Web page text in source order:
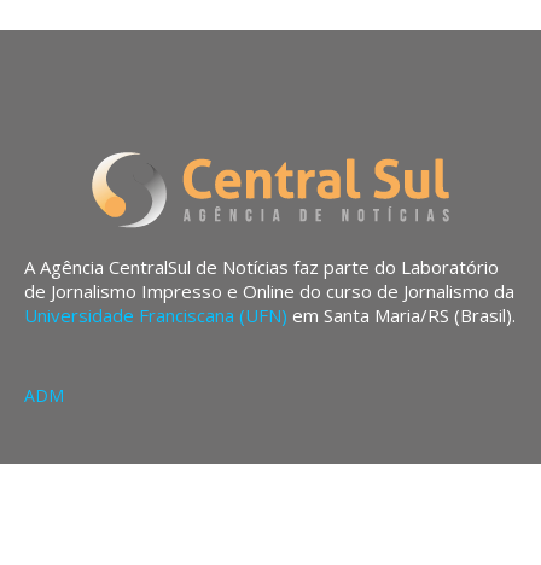
A Agência CentralSul de Notícias faz parte do Laboratório
de Jornalismo Impresso e Online do curso de Jornalismo da
Universidade Franciscana (UFN) em Santa Maria/RS (Brasil).
ADM